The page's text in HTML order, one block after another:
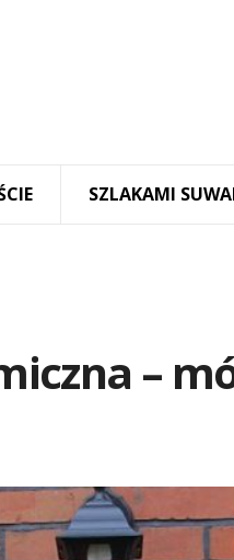
SZLAKAMI
–